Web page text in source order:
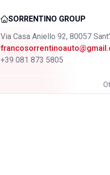
SORRENTINO GROUP
Via Casa Aniello 92, 80057
+39 081 873 5805